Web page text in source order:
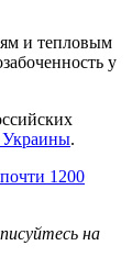
и тепловым
у
Украины.
1200
на